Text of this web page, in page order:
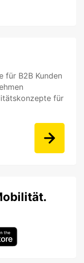
für B2B Kunden
für